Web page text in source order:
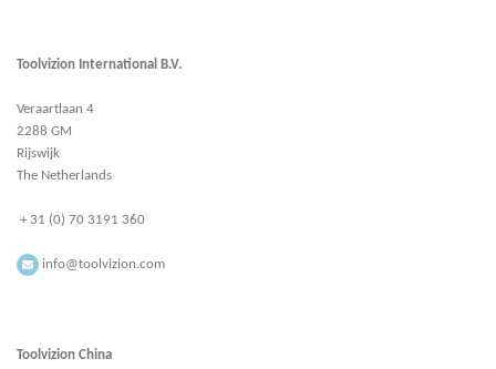
Toolvizion International B.V.
Veraartlaan 4
2288 GM
Rijswijk
The Netherlands
+ 31 (0) 70 3191 360
info@toolvizion.com
Toolvizion China